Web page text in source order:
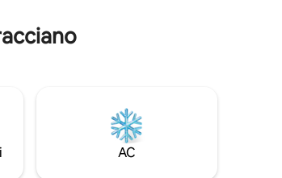
benar-benar berkesan. Tempat
pribadi tersedia di taman
AC